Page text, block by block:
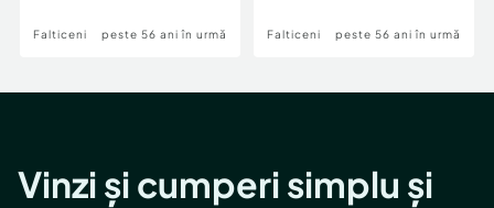
Falticeni peste 56 ani în urmă Falticeni peste 56 ani în urmă
Vinzi și cumperi simplu și